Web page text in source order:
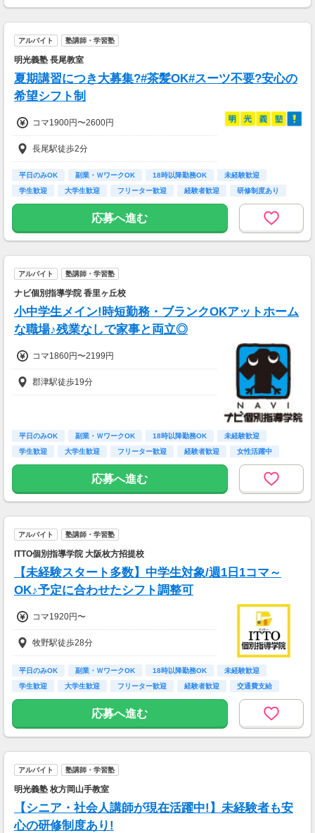
アルバイト 塾講師・学習塾
明光義塾 長尾教室
夏期講習につき大募集?#茶髪OK#スーツ不要?安心の
希望シフト制
コマ1900円〜2600円
長尾駅徒歩2分
平日のみOK 副業・ＷワークOK 18時以降勤務OK
未経験歓迎
学生歓迎
大学生歓迎 フリーター歓迎 経験者歓迎 研修制度あり
応募へ進む
アルバイト 塾講師・学習塾
ナビ個別指導学院 香里ヶ丘校
小中学生メイン!時短勤務・ブランクOKアットホーム
な職場♪残業なしで家事と両立◎
コマ1860円〜2199円
郡津駅徒歩19分
平日のみOK 副業・ＷワークOK 18時以降勤務OK
未経験歓迎
学生歓迎
大学生歓迎 フリーター歓迎 経験者歓迎 女性活躍中
応募へ進む
アルバイト 塾講師・学習塾
ITTO個別指導学院 大阪枚方招提校
【未経験スタート多数】中学生対象/週1日1コマ～
OK♪予定に合わせたシフト調整可
コマ1920円〜
牧野駅徒歩28分
平日のみOK 副業・ＷワークOK 18時以降勤務OK
未経験歓迎
学生歓迎
大学生歓迎 フリーター歓迎 経験者歓迎 交通費支給
応募へ進む
アルバイト 塾講師・学習塾
明光義塾 枚方岡山手教室
【シニア・社会人講師が現在活躍中!】未経験者も安
心の研修制度あり!